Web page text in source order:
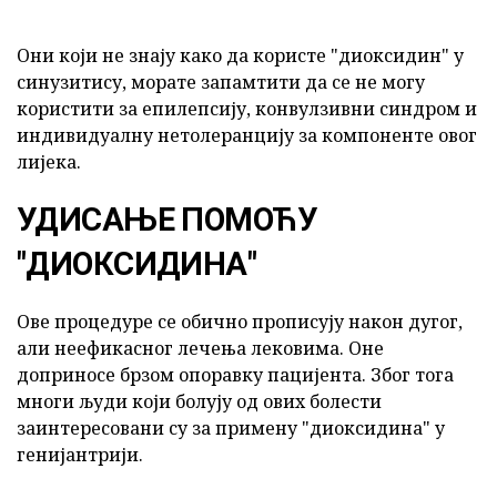
Они који не знају како да користе "диоксидин" у
синузитису, морате запамтити да се не могу
користити за епилепсију, конвулзивни синдром и
индивидуалну нетолеранцију за компоненте овог
лијека.
УДИСАЊЕ ПОМОЋУ
"ДИОКСИДИНА"
Ове процедуре се обично прописују након дугог,
али неефикасног лечења лековима. Оне
доприносе брзом опоравку пацијента. Због тога
многи људи који болују од ових болести
заинтересовани су за примену "диоксидина" у
генијантрији.